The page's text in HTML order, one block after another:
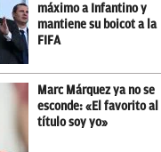
máximo a Infantino y
mantiene su boicot a la
FIFA
Marc Márquez ya no se
esconde: «El favorito al
título soy yo»